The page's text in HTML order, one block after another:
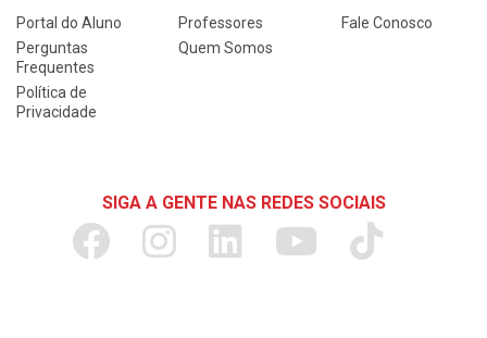
Portal do Aluno
Perguntas
Frequentes
Política de
Privacidade
Professores
Quem Somos
Fale Conosco
SIGA A GENTE NAS REDES SOCIAIS